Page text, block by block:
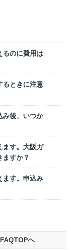
るのに費用は
るときに注意
み後、いつか
ます。大阪ガ
ますか？
ます。申込み
FAQTOPへ